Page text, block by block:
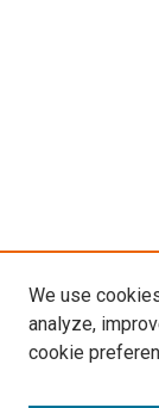
We use
analyze,
cookie